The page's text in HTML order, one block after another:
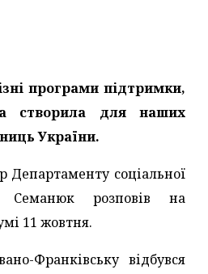
програми підтримки,
створила для наших
України.
Департаменту соціальної
Семанюк розповів на
11 жовтня.
Франківську відбувся